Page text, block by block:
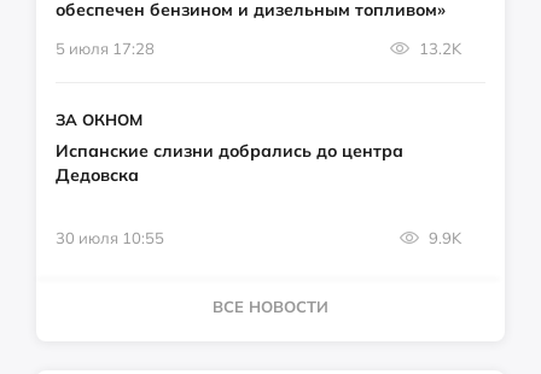
обеспечен бензином и дизельным топливом»
5 июля 17:28 13.2K
ЗА ОКНОМ
Испанские слизни добрались до центра
Дедовска
30 июля 10:55 9.9K
ВСЕ НОВОСТИ